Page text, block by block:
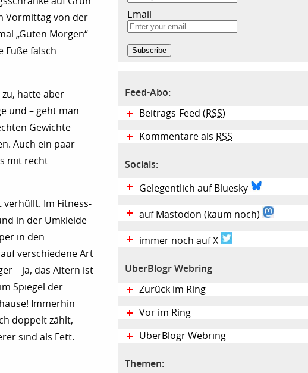
Vormittag von der
„Guten Morgen“
Füße falsch
zu, hatte aber
und – geht man
Gewichte
Auch ein paar
mit recht
Im Fitness-
in der Umkleide
in den
verschiedene Art
– ja, das Altern ist
Spiegel der
Immerhin
doppelt zählt,
sind als Fett.
Email
Feed-Abo:
Beitrags-Feed (RSS)
Kommentare als RSS
Socials:
Gelegentlich auf Bluesky
auf Mastodon (kaum noch)
immer noch auf X
UberBlogr Webring
Zurück im Ring
Vor im Ring
UberBlogr Webring
Themen: